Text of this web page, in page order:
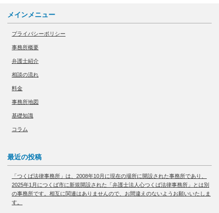
者個人の破産手続開始または同時廃止による破産手続開始を
認める余地もあるように思います。
この司法修習期は、日本弁護士連合会の会員ページで検索す
ることによって確認することができますが、一般の方は、会
員ページを利用することができません。
しかし、一般の方でも、日本弁護士連合会の弁護士検索ペー
ジでその弁護士の氏名を入力すれば、弁護士登録番号を確認
することができます。弁護士登録番号は、弁護士登録した順
番ごとに番号が割り振られるため、弁護士登録番号が３００
００番の弁護士の方が、５００００番の弁護士よりも、弁護
士登録した時期が古いということになります。なお、山田昌
典弁護士の弁護士登録番号は３２８８３番になります。弁護
いる弁護士もいるので、こちらもご覧ください。
５、毎朝、アルコールを用いて、事務所内及び相談室内の拭
き掃除実施
６、相談室をする使用ごとに、毎回必ずアルコールを用いて
相談室内の拭き清掃実地
７、相談室内に、高さ６０ｃｍ，幅９０ｃｍのアクリル板を
設置
８、相談室内で弁護士とご相談者様の座る距離を約２ｍ離す
９、一時間毎に事務所内の換気を実施
メインメニュー
プライバシーポリシー
事務所概要
弁護士紹介
相談の流れ
料金
事務所地図
基礎知識
コラム
最近の投稿
「つくば法律事務所」は、2008年10月に現在の場所に開設された事務所であり、
2025年1月につくば市に新規開設された「弁護士法人心つくば法律事務所」とは別
の事務所です。相互に関連はありませんので、お間違えのないようお願いいたしま
す。